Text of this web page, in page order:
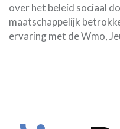
over het beleid sociaal
maatschappelijk
ervaring met de Wmo,